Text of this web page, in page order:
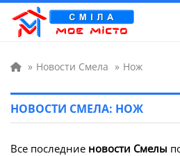
» Новости Смела » Нож
НОВОСТИ СМЕЛА: НОЖ
Все последние новости Смелы